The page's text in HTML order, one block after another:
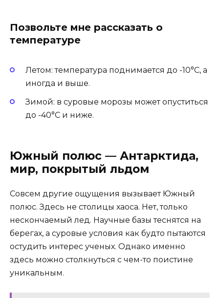
Позвольте мне рассказать о
температуре
Летом: температура поднимается до -10°C, а
иногда и выше.
Зимой: в суровые морозы может опуститься
до -40°C и ниже.
Южный полюс — Антарктида,
мир, покрытый льдом
Совсем другие ощущения вызывает Южный
полюс. Здесь не столицы хаоса. Нет, только
нескончаемый лед. Научные базы теснятся на
берегах, а суровые условия как будто пытаются
остудить интерес ученых. Однако именно
здесь можно столкнуться с чем-то поистине
уникальным.